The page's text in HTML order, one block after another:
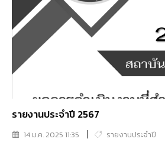
รายงานประจำปี 2567
14 ม.ค. 2025 11:35 รายงานประจำปี